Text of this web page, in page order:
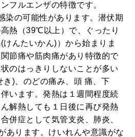
フルエンザの特徴です。
染の可能性があります。潜伏期
熱（39℃以上）で、ぐったり
んたいかん)）から始まりま
節痛や筋肉痛があり特徴的で
のはっきりしないことが多い
き)、のどの痛み、頭 痛、下
います。発熱は１週間程度続
解熱しても１日後に再び発熱
併症として気管支炎、肺炎、
あります。けいれんや意識がな